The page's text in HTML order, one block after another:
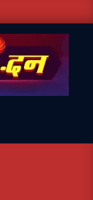
बड़ी खबरों के लिए बने